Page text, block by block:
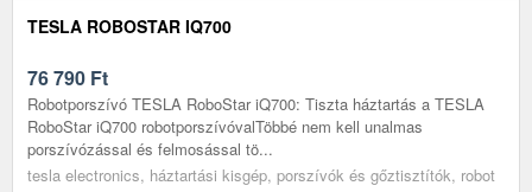
TESLA ROBOSTAR IQ700
76 790 Ft
Robotporszívó TESLA RoboStar iQ700: Tiszta háztartás a TESLA
RoboStar iQ700 robotporszívóvalTöbbé nem kell unalmas
porszívózással és felmosással tö...
tesla electronics, háztartási kisgép, porszívók és gőztisztítók, robot